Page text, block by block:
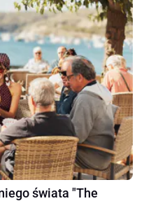
świata "The